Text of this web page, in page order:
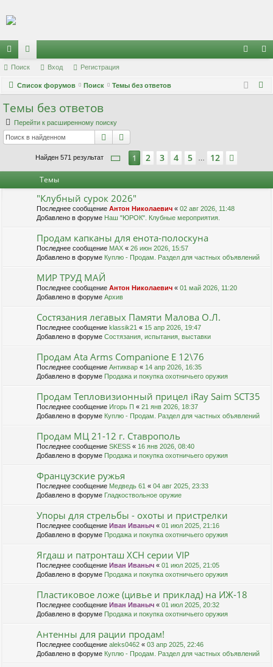
Регистрация
с
ы
лк
и
ор
ум
ы
д и
Поиск Вход Регистрация
Список форумов Поиск Темы без ответов
Темы без ответов
Перейти к расширенному поиску
Поиск
Найден 571 результат Страница из 12
1 2 3 4 5 12
Темы
"Клубный сурок 2026"
Последнее сообщение Антон Николаевич « 02 авг 2026, 11:48
Добавлено в форуме Наш "ЮРОК". Клубные мероприятия.
Продам капканы для енота-полоскуна
Последнее сообщение MAX « 26 июн 2026, 15:57
Добавлено в форуме Куплю - Продам. Раздел для частных объявлений
МИР ТРУД МАЙ
Последнее сообщение Антон Николаевич « 01 май 2026, 11:20
Добавлено в форуме Архив
Состязания легавых Памяти Малова О.Л.
Последнее сообщение klassik21 « 15 апр 2026, 19:47
Добавлено в форуме Состязания, испытания, выставки
Продам Ata Arms Companionе Е 12\76
Последнее сообщение Антиквар « 14 апр 2026, 16:35
Добавлено в форуме Продажа и покупка охотничьего оружия
Продам Тепловизионный прицел iRay Saim SCT35
Последнее сообщение Игорь П « 21 янв 2026, 18:37
Добавлено в форуме Куплю - Продам. Раздел для частных объявлений
Продам МЦ 21-12 г. Ставрополь
Последнее сообщение SKESS « 16 янв 2026, 08:40
Добавлено в форуме Продажа и покупка охотничьего оружия
Французские ружья
Последнее сообщение Медведь 61 « 04 авг 2025, 23:33
Добавлено в форуме Гладкоствольное оружие
Упоры для стрельбы - охоты и пристрелки
Последнее сообщение Иван Иваныч « 01 июл 2025, 21:16
Добавлено в форуме Продажа и покупка охотничьего оружия
Ягдаш и патронташ ХСН серии VIP
Последнее сообщение Иван Иваныч « 01 июл 2025, 21:05
Добавлено в форуме Продажа и покупка охотничьего оружия
Пластиковое ложе (цивье и приклад) на ИЖ-18
Последнее сообщение Иван Иваныч « 01 июл 2025, 20:32
Добавлено в форуме Продажа и покупка охотничьего оружия
Антенны для рации продам!
Последнее сообщение aleks0462 « 03 апр 2025, 22:46
Добавлено в форуме Куплю - Продам. Раздел для частных объявлений